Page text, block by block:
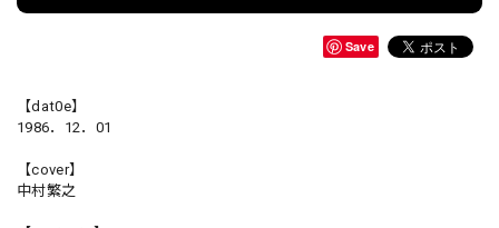
Save
【dat0e】
1986．12．01
【cover】
中村繁之